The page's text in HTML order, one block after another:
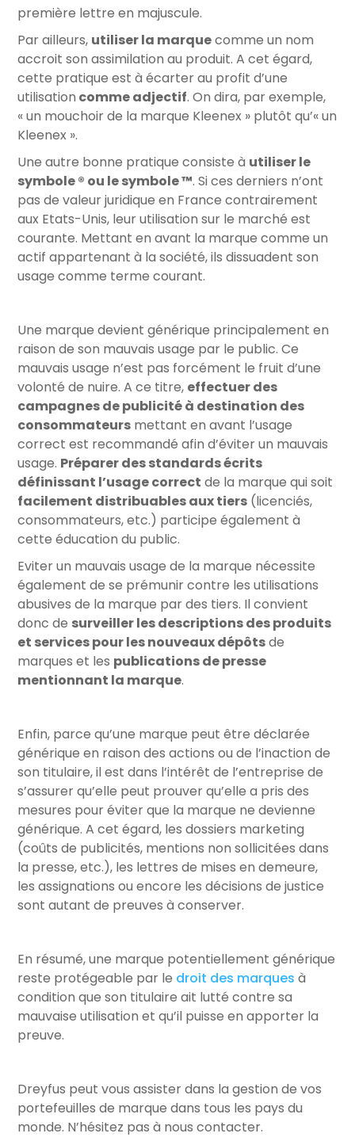
première lettre en majuscule.
Par ailleurs, utiliser la marquecomme un nom
accroit son assimilation au produit. A cet égard,
cette pratique est à écarter au profit d’une
utilisation comme adjectif. On dira, par exemple,
« un mouchoir de la marque Kleenex » plutôt qu’« un
Kleenex ».
Une autre bonne pratique consiste à utiliser le
symbole ® ou le symbole ™. Si ces derniers n’ont
pas de valeur juridique en France contrairement
aux Etats-Unis, leur utilisation sur le marché est
courante. Mettant en avant la marque comme un
actif appartenant à la société, ils dissuadent son
usage comme terme courant.
Une marque devient générique principalement en
raison de son mauvais usage par le public. Ce
mauvais usage n’est pas forcément le fruit d’une
volonté de nuire. A ce titre, effectuer des
campagnes de publicité à destination des
consommateurs mettant en avant l’usage
correct est recommandé afin d’éviter un mauvais
usage. Préparer des standards écrits
définissant l’usage correct de la marque qui soit
facilement distribuables aux tiers (licenciés,
consommateurs, etc.) participe également à
cette éducation du public.
Eviter un mauvais usage de la marque nécessite
également de se prémunir contre les utilisations
abusives de la marque par des tiers. Il convient
donc de surveiller les descriptions des produits
et services pour les nouveaux dépôtsde
marques et les publications de presse
mentionnant la marque.
Enfin, parce qu’une marque peut être déclarée
générique en raison des actions ou de l’inaction de
son titulaire, il est dans l’intérêt de l’entreprise de
s’assurer qu’elle peut prouver qu’elle a pris des
mesures pour éviter que la marque ne devienne
générique. A cet égard, les dossiers marketing
(coûts de publicités, mentions non sollicitées dans
la presse, etc.), les lettres de mises en demeure,
les assignations ou encore les décisions de justice
sont autant de preuves à conserver.
En résumé, une marque potentiellement générique
reste protégeable par le droit des marques à
condition que son titulaire ait lutté contre sa
mauvaise utilisation et qu’il puisse en apporter la
preuve.
Dreyfus peut vous assister dans la gestion de vos
portefeuilles de marque dans tous les pays du
monde. N’hésitez pas à nous contacter.